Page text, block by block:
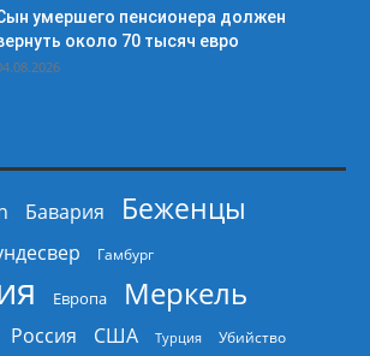
умершего пенсионера должен
около 70 тысяч евро
Бавария
Беженцы
Гамбург
Европа Меркель
Россия США Турция Убийство